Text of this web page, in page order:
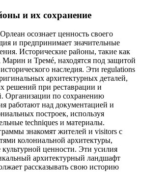
и их сохранение
осознает ценность своего
и предпринимает значительные
Исторические районы, такие как
и Тремé, находятся под защитой
наследия. Эти regulations
архитектурных деталей,
решений при реставрации и
Организации по сохранению
работают над документацией и
построек, используя
techniques и материалы.
знакомят жителей и visitors с
колониальной архитектуры,
ценности. Эти усилия
архитектурный ландшафт
рассказывать свою историю